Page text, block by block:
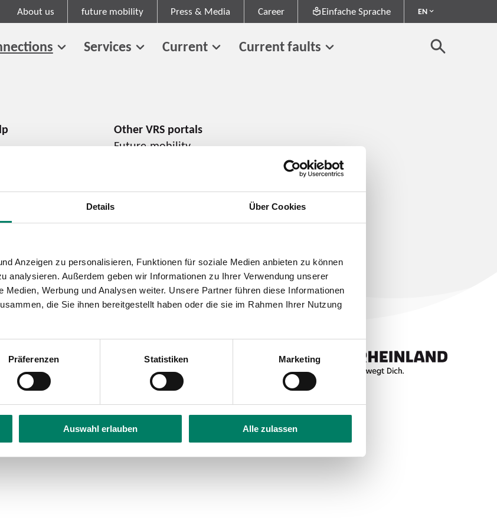
Details Über Cookies
Anzeigen zu personalisieren, Funktionen für soziale Medien anbieten zu können
analysieren. Außerdem geben wir Informationen zu Ihrer Verwendung unserer
Medien, Werbung und Analysen weiter. Unsere Partner führen diese Informationen
die Sie ihnen bereitgestellt haben oder die sie im Rahmen Ihrer Nutzung
Präferenzen Statistiken Marketing
Auswahl erlauben Alle zulassen
About us future mobility Press & Media Career Einfache Sprache EN
Services Current Current faults
Future-mobility
Career